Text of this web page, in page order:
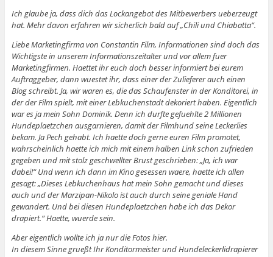
Ich glaube ja, dass dich das Lockangebot des Mitbewerbers ueberzeugt
hat. Mehr davon erfahren wir sicherlich bald auf „Chili und Chiabatta“.
Liebe Marketingfirma von Constantin Film, Informationen sind doch das
Wichtigste in unserem Informationszeitalter und vor allem fuer
Marketingfirmen. Haettet ihr euch doch besser informiert bei eurem
Auftraggeber, dann wuestet ihr, dass einer der Zulieferer auch einen
Blog schreibt. Ja, wir waren es, die das Schaufenster in der Konditorei, in
der der Film spielt, mit einer Lebkuchenstadt dekoriert haben. Eigentlich
war es ja mein Sohn Dominik. Denn ich durfte gefuehlte 2 Millionen
Hundeplaetzchen ausgarnieren, damit der Filmhund seine Leckerlies
bekam. Ja Pech gehabt. Ich haette doch gerne euren Film promotet,
wahrscheinlich haette ich mich mit einem halben Link schon zufrieden
gegeben und mit stolz geschwellter Brust geschrieben: „Ja, ich war
dabei!“ Und wenn ich dann im Kino gesessen waere, haette ich allen
gesagt: „Dieses Lebkuchenhaus hat mein Sohn gemacht und dieses
auch und der Marzipan-Nikolo ist auch durch seine geniale Hand
gewandert. Und bei diesen Hundeplaetzchen habe ich das Dekor
drapiert.“ Haette, wuerde sein.
Aber eigentlich wollte ich ja nur die Fotos hier.
In diesem Sinne grueßt Ihr Konditormeister und Hundeleckerlidrapierer